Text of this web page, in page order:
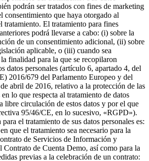
podrán ser tratados con fines de marketing
consentimiento que haya otorgado al
tratamiento. El tratamiento para fines
podrá llevarse a cabo: (i) sobre la
de un consentimiento adicional, (ii) sobre
aplicable, o (iii) cuando sea
finalidad para la que se recopilaron
datos personales (artículo 6, apartado 4, del
2016/679 del Parlamento Europeo y del
abril de 2016, relativo a la protección de las
lo que respecta al tratamiento de datos
libre circulación de estos datos y por el que
95/46/CE, en lo sucesivo, «RGPD»).
el tratamiento de sus datos personales es:
que el tratamiento sea necesario para la
de Servicios de Información y
Contrato de Cuenta Demo, así como para la
previas a la celebración de un contrato: